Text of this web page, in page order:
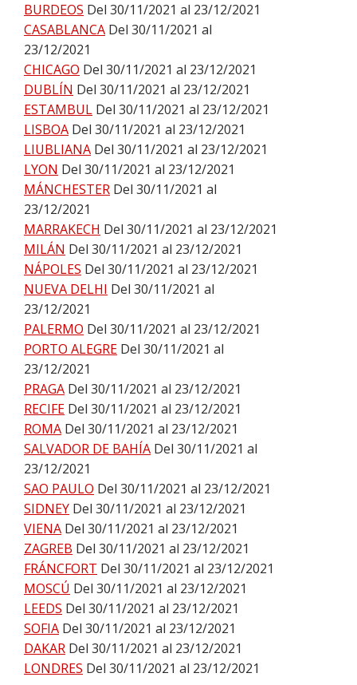
BURDEOS Del 30/11/2021 al 23/12/2021
CASABLANCA Del 30/11/2021 al
23/12/2021
CHICAGO Del 30/11/2021 al 23/12/2021
DUBLÍN Del 30/11/2021 al 23/12/2021
ESTAMBUL Del 30/11/2021 al 23/12/2021
LISBOA Del 30/11/2021 al 23/12/2021
LIUBLIANA Del 30/11/2021 al 23/12/2021
LYON Del 30/11/2021 al 23/12/2021
MÁNCHESTER Del 30/11/2021 al
23/12/2021
MARRAKECH Del 30/11/2021 al 23/12/2021
MILÁN Del 30/11/2021 al 23/12/2021
NÁPOLES Del 30/11/2021 al 23/12/2021
NUEVA DELHI Del 30/11/2021 al
23/12/2021
PALERMO Del 30/11/2021 al 23/12/2021
PORTO ALEGRE Del 30/11/2021 al
23/12/2021
PRAGA Del 30/11/2021 al 23/12/2021
RECIFE Del 30/11/2021 al 23/12/2021
ROMA Del 30/11/2021 al 23/12/2021
SALVADOR DE BAHÍA Del 30/11/2021 al
23/12/2021
SAO PAULO Del 30/11/2021 al 23/12/2021
SIDNEY Del 30/11/2021 al 23/12/2021
VIENA Del 30/11/2021 al 23/12/2021
ZAGREB Del 30/11/2021 al 23/12/2021
FRÁNCFORT Del 30/11/2021 al 23/12/2021
MOSCÚ Del 30/11/2021 al 23/12/2021
LEEDS Del 30/11/2021 al 23/12/2021
SOFIA Del 30/11/2021 al 23/12/2021
DAKAR Del 30/11/2021 al 23/12/2021
LONDRES Del 30/11/2021 al 23/12/2021